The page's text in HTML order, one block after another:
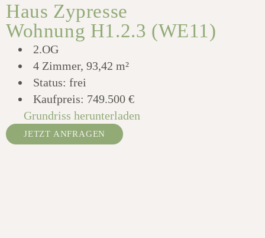
Haus Zypresse
Wohnung H1.2.3 (WE11)
2.OG
4 Zimmer, 93,42 m²
Status: frei
Kaufpreis: 749.500 €
Grundriss herunterladen
JETZT ANFRAGEN